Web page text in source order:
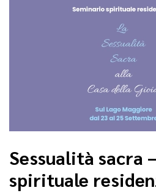
Sessualità sacra
spirituale